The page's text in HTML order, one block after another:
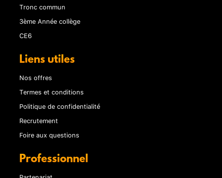
Tronc commun
3ème Année collège
CE6
Liens utiles
Nos offres
Termes et conditions
Politique de confidentialité
Recrutement
Foire aux questions
Professionnel